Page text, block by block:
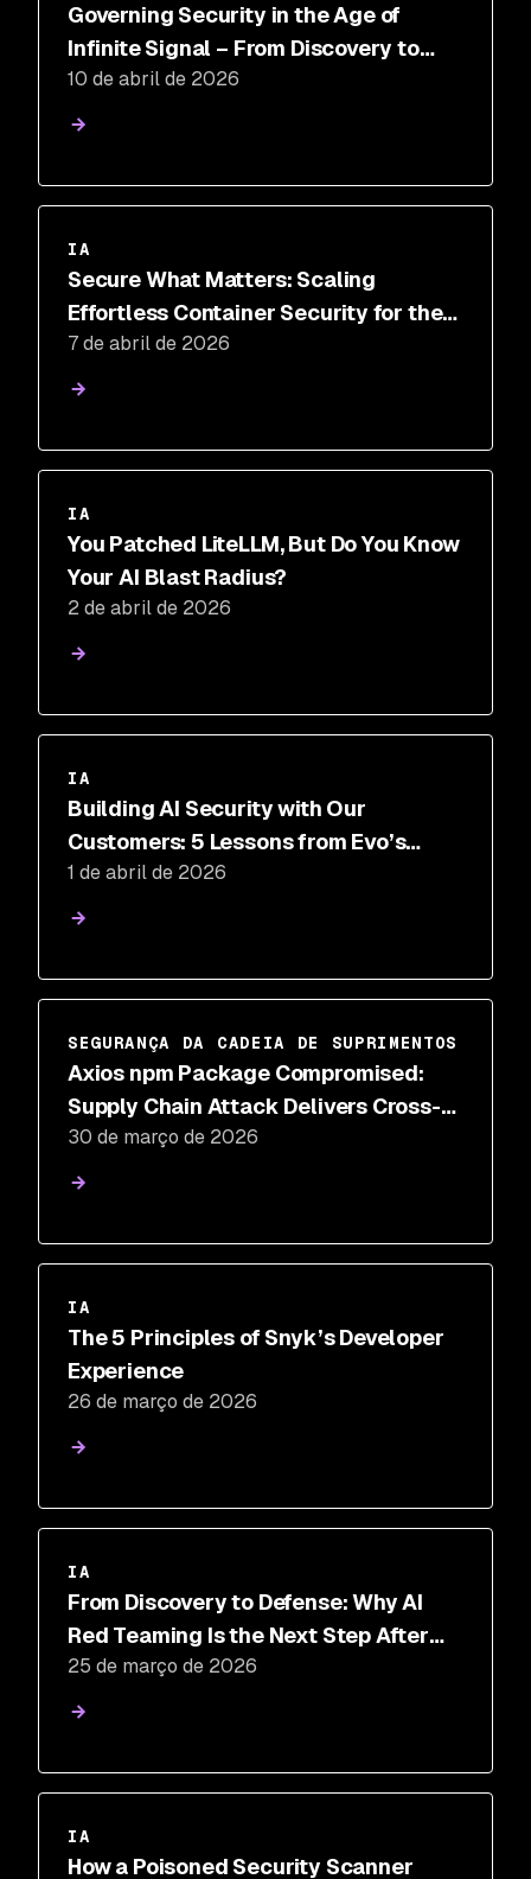
Governing Security in the Age of
Infinite Signal – From Discovery to
Control
10 de abril de 2026
IA
Secure What Matters: Scaling
Effortless Container Security for the
AI Era
7 de abril de 2026
IA
You Patched LiteLLM, But Do You Know
Your AI Blast Radius?
2 de abril de 2026
IA
Building AI Security with Our
Customers: 5 Lessons from Evo’s
Design Partner Program
1 de abril de 2026
SEGURANÇA DA CADEIA DE SUPRIMENTOS
Axios npm Package Compromised:
Supply Chain Attack Delivers Cross-
Platform RAT
30 de março de 2026
IA
The 5 Principles of Snyk’s Developer
Experience
26 de março de 2026
IA
From Discovery to Defense: Why AI
Red Teaming Is the Next Step After
AI-SPM
25 de março de 2026
IA
How a Poisoned Security Scanner